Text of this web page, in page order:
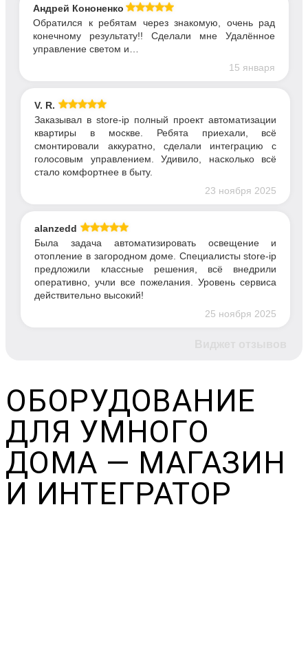
Андрей Кононенко
Обратился к ребятам через знакомую, очень рад
конечному результату!! Сделали мне Удалённое
управление светом и…
15 января
V. R.
Заказывал в store-ip полный проект автоматизации
квартиры в москве. Ребята приехали, всё
смонтировали аккуратно, сделали интеграцию с
голосовым управлением. Удивило, насколько всё
стало комфортнее в быту.
23 ноября 2025
alanzedd
Была задача автоматизировать освещение и
отопление в загородном доме. Специалисты store-ip
предложили классные решения, всё внедрили
оперативно, учли все пожелания. Уровень сервиса
действительно высокий!
25 ноября 2025
ОБОРУДОВАНИЕ
ДЛЯ УМНОГО
ДОМА — МАГАЗИН
И ИНТЕГРАТОР